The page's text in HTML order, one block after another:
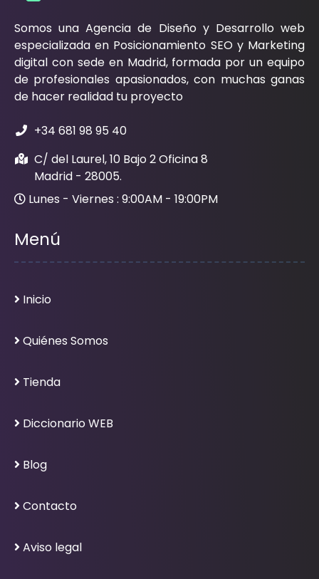
Somos una Agencia de Diseño y Desarrollo web
especializada en Posicionamiento SEO y Marketing
digital con sede en Madrid, formada por un equipo
de profesionales apasionados, con muchas ganas
de hacer realidad tu proyecto
+34 681 98 95 40
C/ del Laurel, 10 Bajo 2 Oficina 8
Madrid - 28005.
Lunes - Viernes : 9:00AM - 19:00PM
Menú
Inicio
Quiénes Somos
Tienda
Diccionario WEB
Blog
Contacto
Aviso legal